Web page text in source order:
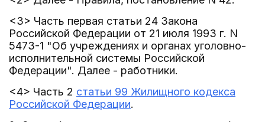
<3> Часть первая статьи 24 Закона
Российской Федерации от 21 июля 1993 г. N
5473-1 "Об учреждениях и органах уголовно-
исполнительной системы Российской
Федерации". Далее - работники.
<4> Часть 2 статьи 99 Жилищного кодекса
Российской Федерации.